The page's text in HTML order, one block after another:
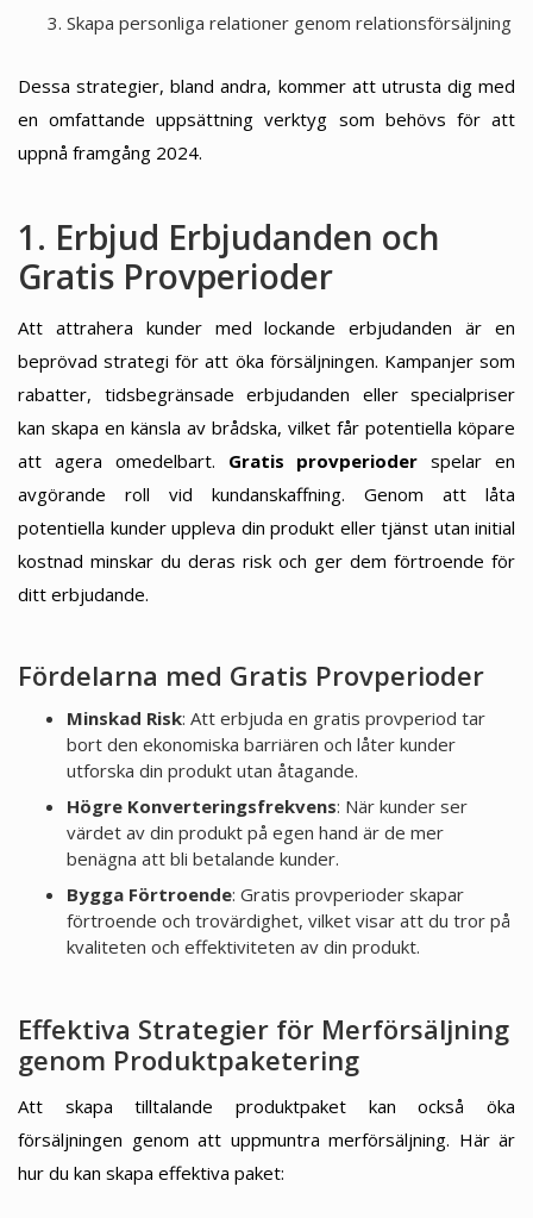
Skapa personliga relationer genom relationsförsäljning
Dessa strategier, bland andra, kommer att utrusta dig med
en omfattande uppsättning verktyg som behövs för att
uppnå framgång 2024.
1. Erbjud Erbjudanden och
Gratis Provperioder
Att attrahera kunder med lockande erbjudanden är en
beprövad strategi för att öka försäljningen. Kampanjer som
rabatter, tidsbegränsade erbjudanden eller specialpriser
kan skapa en känsla av brådska, vilket får potentiella köpare
att agera omedelbart. Gratis provperioder spelar en
avgörande roll vid kundanskaffning. Genom att låta
potentiella kunder uppleva din produkt eller tjänst utan initial
kostnad minskar du deras risk och ger dem förtroende för
ditt erbjudande.
Fördelarna med Gratis Provperioder
Minskad Risk: Att erbjuda en gratis provperiod tar
bort den ekonomiska barriären och låter kunder
utforska din produkt utan åtagande.
Högre Konverteringsfrekvens: När kunder ser
värdet av din produkt på egen hand är de mer
benägna att bli betalande kunder.
Bygga Förtroende: Gratis provperioder skapar
förtroende och trovärdighet, vilket visar att du tror på
kvaliteten och effektiviteten av din produkt.
Effektiva Strategier för Merförsäljning
genom Produktpaketering
Att skapa tilltalande produktpaket kan också öka
försäljningen genom att uppmuntra merförsäljning. Här är
hur du kan skapa effektiva paket: